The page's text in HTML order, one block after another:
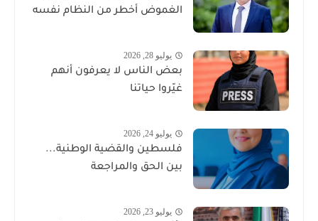
الغموض أخطر من النظام نفسه
يوليو 28, 2026
بعض الناس لا يعرفون أنهم
غيّروا حياتنا
يوليو 24, 2026
فلسطين والقضية الوطنية...
بين الحق والمراجعة
يوليو 23, 2026